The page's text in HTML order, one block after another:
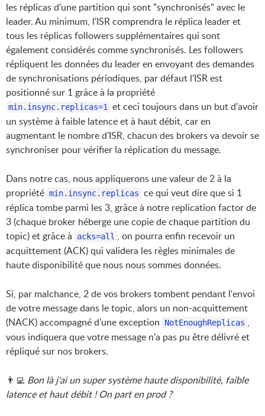
les réplicas d'une partition qui sont "synchronisés" avec le
leader. Au minimum, l'ISR comprendra le réplica leader et
tous les réplicas followers supplémentaires qui sont
également considérés comme synchronisés. Les followers
répliquent les données du leader en envoyant des demandes
de synchronisations périodiques, par défaut l'ISR est
positionné sur 1 grâce à la propriété
min.insync.replicas=1
et ceci toujours dans un but d'avoir
un système à faible latence et à haut débit, car en
augmentant le nombre d'ISR, chacun des brokers va devoir se
synchroniser pour vérifier la réplication du message.
Dans notre cas, nous appliquerons une valeur de 2 à la
propriété min.insync.replicas ce qui veut dire que si 1
réplica tombe parmi les 3, grâce à notre replication factor de
3 (chaque broker héberge une copie de chaque partition du
topic) et grâce à
acks=all , on pourra enfin recevoir un
acquittement (ACK) qui validera les règles minimales de
haute disponibilité que nous nous sommes données.
Si, par malchance, 2 de vos brokers tombent pendant l'envoi
de votre message dans le topic, alors un non-acquittement
(NACK) accompagné d'une exception
NotEnoughReplicas ,
vous indiquera que votre message n'a pas pu être délivré et
répliqué sur nos brokers.
👨‍💻 Bon là j'ai un super système haute disponibilité, faible
latence et haut débit ! On part en prod ?